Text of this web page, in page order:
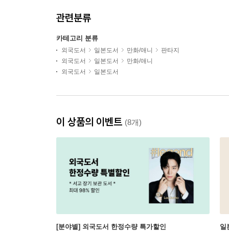
관련분류
카테고리 분류
외국도서 일본도서 만화/애니
판타지
외국도서
일본도서
만화/애니
외국도서
일본도서
이 상품의 이벤트 (8개)
[분야별] 외국도서 한정수량 특가할인 일